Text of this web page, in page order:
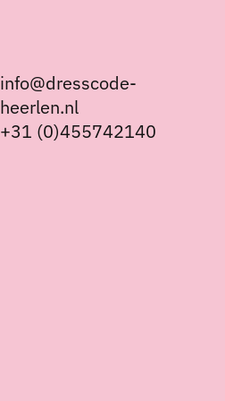
info@dresscode-
heerlen.nl
+31 (0)455742140